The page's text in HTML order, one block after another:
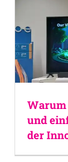
und
der